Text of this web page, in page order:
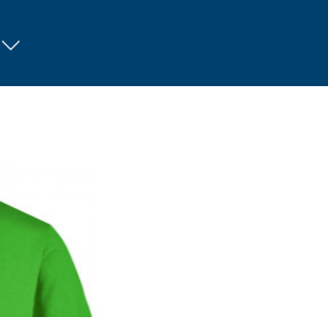
Unternehmen: Untermenü öffnen